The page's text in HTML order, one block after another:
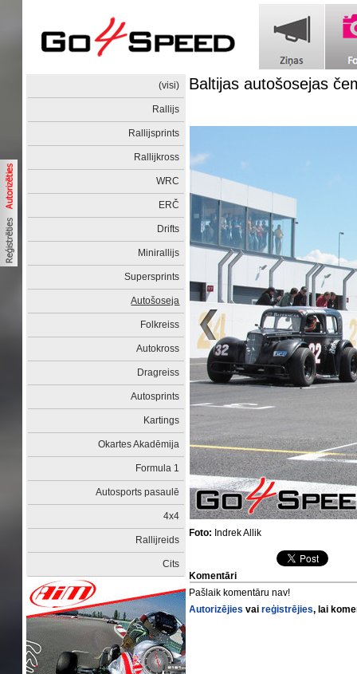
(visi)
Rallijs
Rallijsprints
Rallijkross
WRC
ERČ
Drifts
Minirallijs
Supersprints
Autošoseja
Folkreiss
Autokross
Dragreiss
Autosprints
Kartings
Okartes Akadēmija
Formula 1
Autosports pasaulē
4x4
Rallijreids
Cits
Baltijas autošosejas
Foto: Indrek Allik
Komentāri
Pašlaik komentāru nav!
Autorizējies vaireģistrējies, lai